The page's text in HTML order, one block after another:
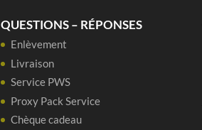
QUESTIONS – RÉPONSES
Enlèvement
Livraison
Service PWS
Proxy Pack Service
Chèque cadeau